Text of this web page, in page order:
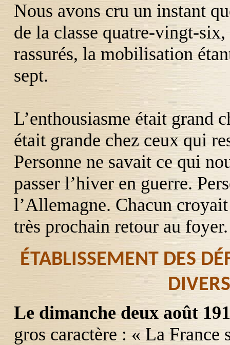
Nous avons cru un instant
de la classe quatre-vingt-
rassurés, la mobilisation
sept.
L’enthousiasme était grand
était grande chez ceux qui
Personne ne savait ce qui
passer l’hiver en guerre.
l’Allemagne. Chacun
très prochain retour au
ÉTABLISSEMENT DES
Le dimanche deux août
gros caractère : « La France